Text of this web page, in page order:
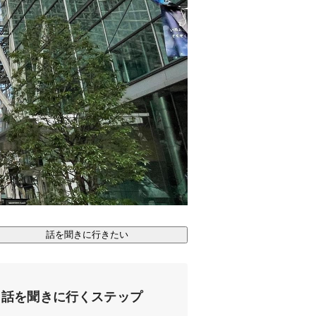
話を聞きに行きたい
話を聞きに行くステップ